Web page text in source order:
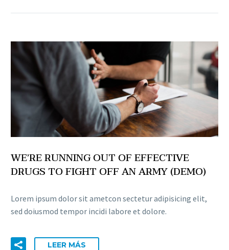
WE’RE RUNNING OUT OF EFFECTIVE
DRUGS TO FIGHT OFF AN ARMY (DEMO)
Lorem ipsum dolor sit ametcon sectetur adipisicing elit,
sed doiusmod tempor incidi labore et dolore.
LEER MÁS